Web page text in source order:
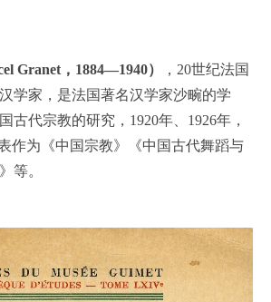
Granet，1884—1940）
，20世纪法国
学家，是法国著名汉学家沙畹的学
古代宗教的研究，1920年、1926年，
作为《中国宗教》《中国古代舞蹈与
等。